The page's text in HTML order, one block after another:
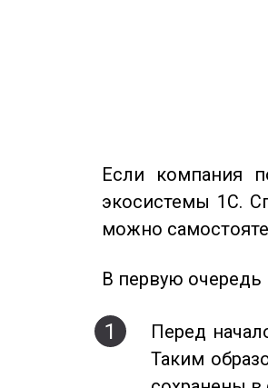
Если компания
экосистемы 1С.
можно
В первую очередь
1
Перед
Таким